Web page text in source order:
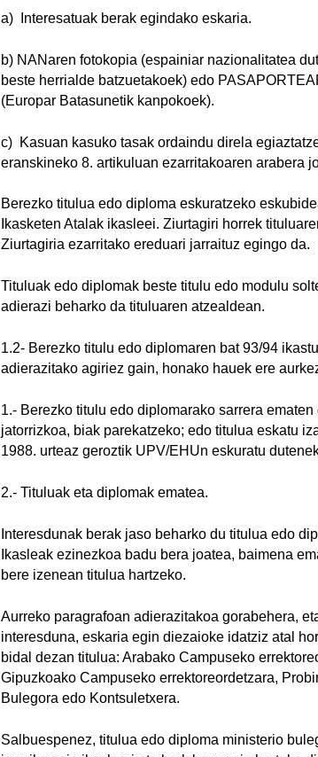
a) Interesatuak berak egindako eskaria.
b) NANaren fotokopia (espainiar nazionalitatea
beste herrialde batzuetakoek) edo
(Europar Batasunetik kanpokoek).
c) Kasuan kasuko tasak ordaindu direla
eranskineko 8. artikuluan ezarritakoaren arabera
Berezko titulua edo diploma eskuratzeko
Ikasketen Atalak ikasleei. Ziurtagiri horrek
Ziurtagiria ezarritako ereduari jarraituz egingo da.
Tituluak edo diplomak beste titulu edo modulu
adierazi beharko da tituluaren atzealdean.
1.2- Berezko titulu edo diplomaren bat 93/94
adierazitako agiriez gain, honako hauek ere
1.- Berezko titulu edo diplomarako sarrera
jatorrizkoa, biak parekatzeko; edo titulua eskatu
1988. urteaz geroztik UPV/EHUn eskuratu
2.- Tituluak eta diplomak ematea.
Interesdunak berak jaso beharko du titulua edo
Ikasleak ezinezkoa badu bera joatea, baimena
bere izenean titulua hartzeko.
Aurreko paragrafoan adierazitakoa gorabehera,
interesduna, eskaria egin diezaioke idatziz atal
bidal dezan titulua: Arabako Campuseko
Gipuzkoako Campuseko errektoreordetzara,
Bulegora edo Kontsuletxera.
Salbuespenez, titulua edo diploma ministerio